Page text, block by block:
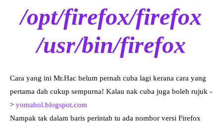
/opt/firefox/firefox
/usr/bin/firefox
Cara yang ini Mr.Hac belum pernah cuba lagi kerana cara yang
pertama dah cukup sempurna! Kalau nak cuba juga boleh rujuk -
> yomahol.blogspot.com
Nampak tak dalam baris perintah tu ada nombor versi Firefox